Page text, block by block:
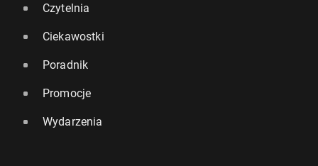
Czytelnia
Ciekawostki
Poradnik
Promocje
Wydarzenia